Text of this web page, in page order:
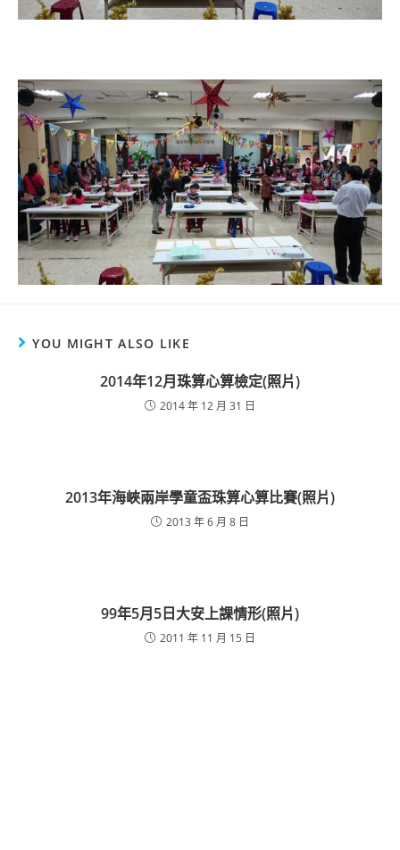
YOU MIGHT ALSO LIKE
2014年12月珠算心算檢定(照片)
2014 年 12 月 31 日
2013年海峽兩岸學童盃珠算心算比賽(照片)
2013 年 6 月 8 日
99年5月5日大安上課情形(照片)
2011 年 11 月 15 日